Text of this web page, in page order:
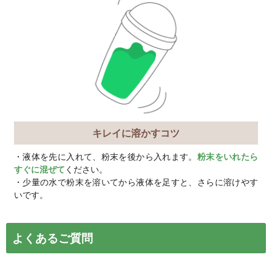
ス良く配合。食物繊維が腸内で
にとって良い環境をつくり、
を発揮します。
体へとサポートし